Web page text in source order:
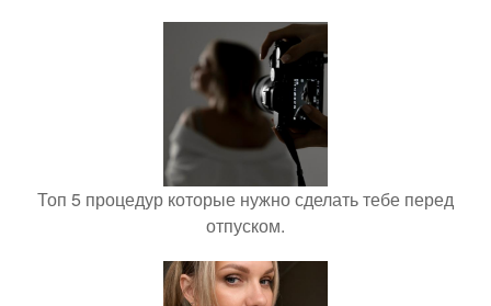
Топ 5 процедур которые нужно сделать тебе перед
отпуском.